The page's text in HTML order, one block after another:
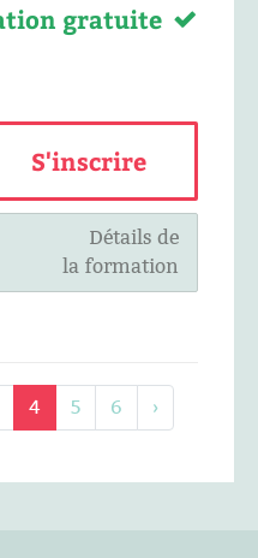
gratuite
S'inscrire
Détails de
la formation
4 5 6 ›